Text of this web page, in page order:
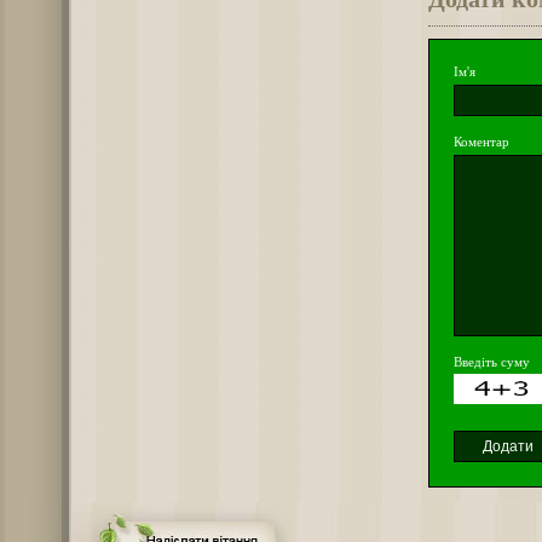
Ім'я
Коментар
Введіть суму